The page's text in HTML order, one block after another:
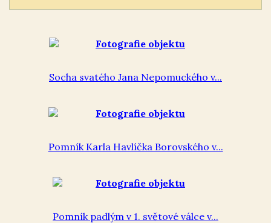
Socha svatého Jana Nepomuckého v...
Pomník Karla Havlíčka Borovského v...
Pomník padlým v 1. světové válce v...